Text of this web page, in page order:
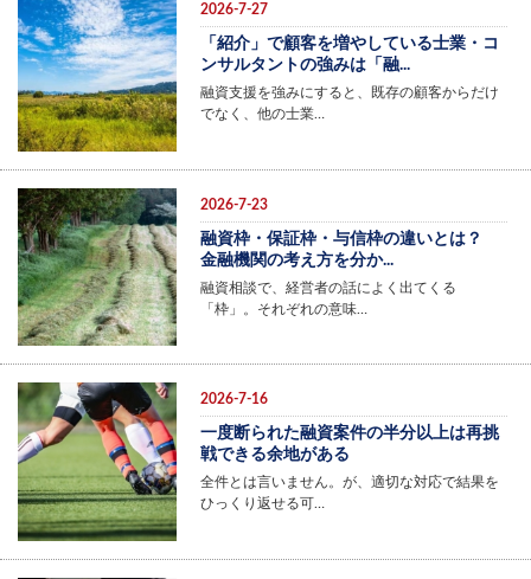
2026-7-27
「紹介」で顧客を増やしている士業・コ
ンサルタントの強みは「融...
融資支援を強みにすると、既存の顧客からだけ
でなく、他の士業…
2026-7-23
融資枠・保証枠・与信枠の違いとは？
金融機関の考え方を分か...
融資相談で、経営者の話によく出てくる
「枠」。それぞれの意味…
2026-7-16
一度断られた融資案件の半分以上は再挑
戦できる余地がある
全件とは言いません。が、適切な対応で結果を
ひっくり返せる可…